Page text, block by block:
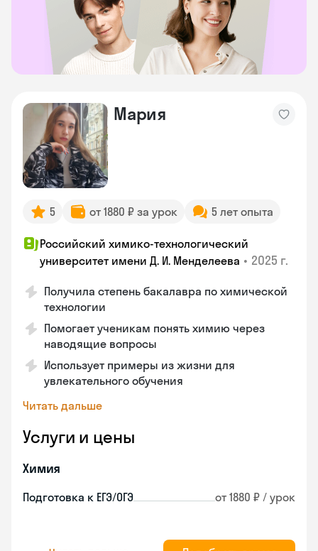
Мария
5 от 1880 ₽ за урок 5 лет опыта
Российский химико-технологический
университет имени Д. И. Менделеева • 2025 г.
Получила степень бакалавра по химической
технологии
Помогает ученикам понять химию через
наводящие вопросы
Использует примеры из жизни для
увлекательного обучения
Читать дальше
Услуги и цены
Химия
Подготовка к ЕГЭ/ОГЭ от 1880 ₽ / урок